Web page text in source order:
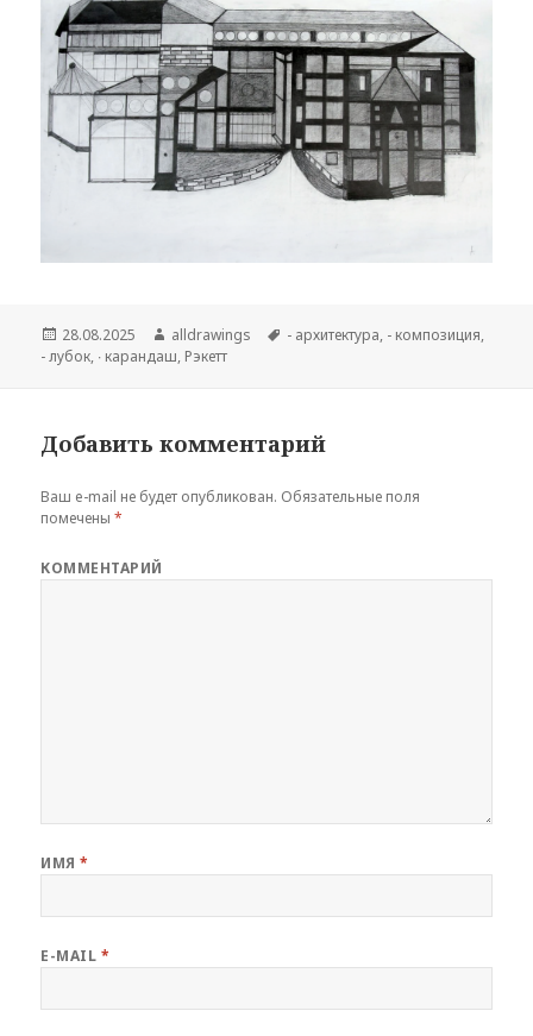
Опубликовано
28.08.2025 Автор
alldrawings Метки
- архитектура, - композиция,
- лубок, ∙ карандаш, Рэкетт
Добавить комментарий
Ваш e-mail не будет опубликован. Обязательные поля
помечены*
КОММЕНТАРИЙ
ИМЯ*
E-MAIL *